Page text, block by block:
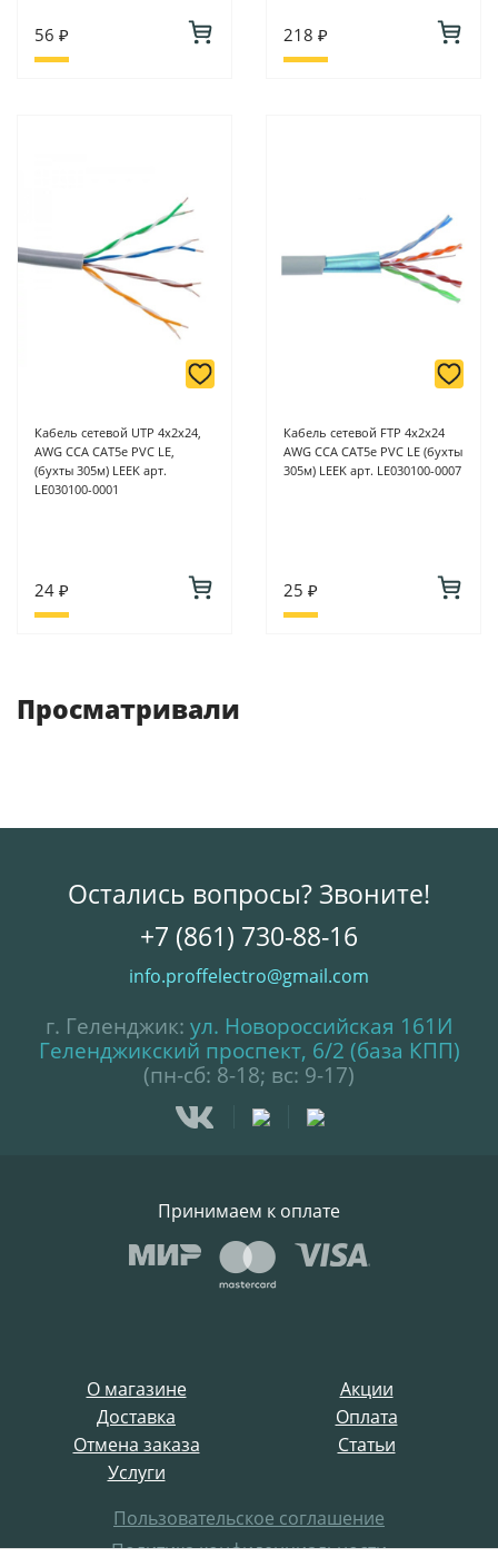
56 ₽ 218 ₽
Кабель сетевой UTP 4х2х24,
AWG CCA CAT5e PVC LE,
(бухты 305м) LEEK арт.
LE030100-0001
24 ₽
Кабель сетевой FTP 4х2х24
AWG CCA CAT5e PVC LE (бухты
305м) LEEK арт. LE030100-0007
25 ₽
Просматривали
О магазине
Акции
Доставка
Оплата
Отмена заказа
Статьи
Услуги
Пользовательское соглашение
Политика конфиденциальности
Остались вопросы? Звоните!
+7 (861) 730-88-16
info.proffelectro@gmail.com
г. Геленджик: ул. Новороссийская 161И
Геленджикский проспект, 6/2 (база КПП)
(пн-сб: 8-18; вс: 9-17)
Принимаем к оплате